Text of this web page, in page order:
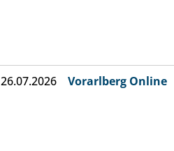
26.07.2026 Vorarlberg Online